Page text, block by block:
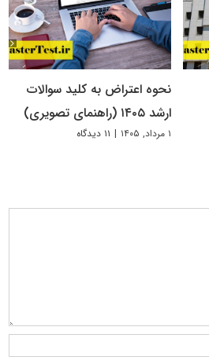
نحوه اعتراض به کلید سوالات
ارشد ۱۴۰۵ (راهنمای تصویری)
۱ مرداد, ۱۴۰۵ | ۱۱ دیدگاه